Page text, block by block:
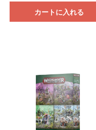
カートに入れる